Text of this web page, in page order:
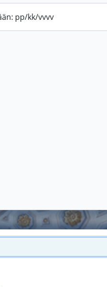
pp/kk/vvvv